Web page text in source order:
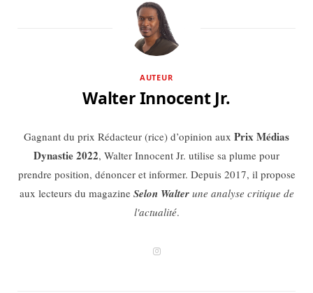
AUTEUR
Walter Innocent Jr.
Gagnant du prix Rédacteur (rice) d’opinion aux Prix Médias
Dynastie 2022, Walter Innocent Jr. utilise sa plume pour
prendre position, dénoncer et informer. Depuis 2017, il propose
aux lecteurs du magazine Selon Walterune analyse critique de
l'actualité.
I